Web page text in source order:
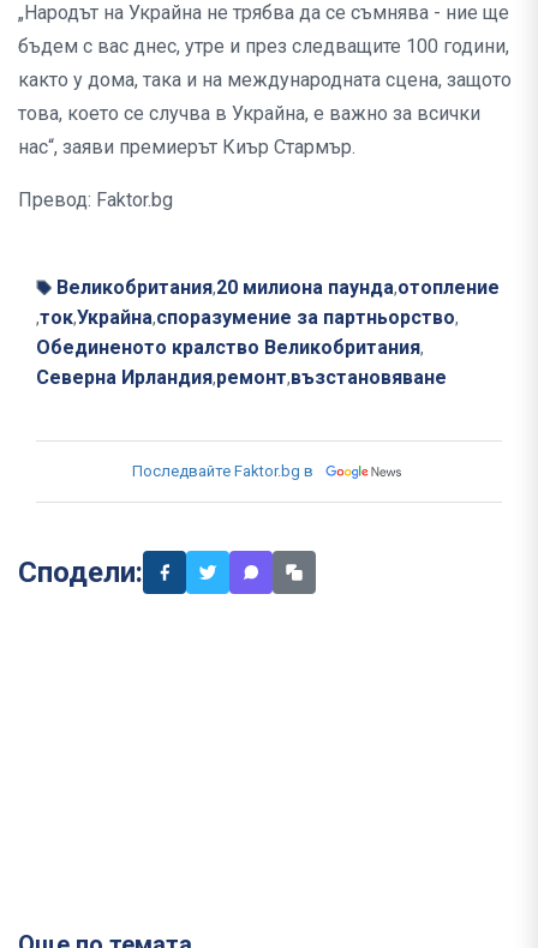
„Народът на Украйна не трябва да се съмнява - ние ще
бъдем с вас днес, утре и през следващите 100 години,
както у дома, така и на международната сцена, защото
това, което се случва в Украйна, е важно за всички
нас“, заяви премиерът Киър Стармър.
Превод: Faktor.bg
Великобритания,20 милиона паунда,отопление
,ток,Украйна,споразумение за партньорство,
Обединеното кралство Великобритания,
Северна Ирландия,ремонт,възстановяване
Последвайте Faktor.bg в
Сподели: